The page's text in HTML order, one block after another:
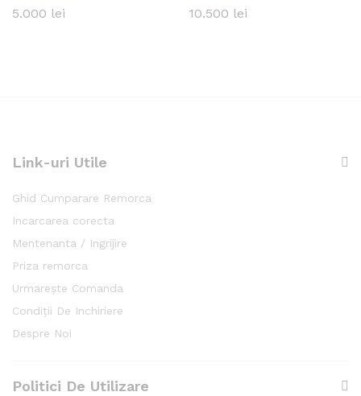
5.000 lei 10.500 lei
Link-uri Utile
Ghid Cumparare Remorca
Incarcarea corecta
Mentenanta / Ingrijire
Priza remorca
Urmarește Comanda
Condiții De Inchiriere
Despre Noi
Politici De Utilizare